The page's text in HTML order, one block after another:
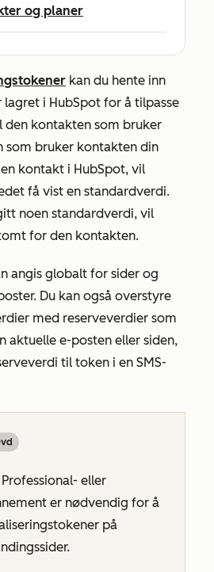
og planer
kan du hente inn
i HubSpot for å tilpasse
den kontakten som bruker
som bruker kontakten din
kontakt i HubSpot, vil
få vist en standardverdi.
noen standardverdi, vil
for den kontakten.
angis globalt for sider og
Du kan også overstyre
med reserveverdier som
aktuelle e-posten eller siden,
til token i en SMS-
Professional- eller
er nødvendig for å
på